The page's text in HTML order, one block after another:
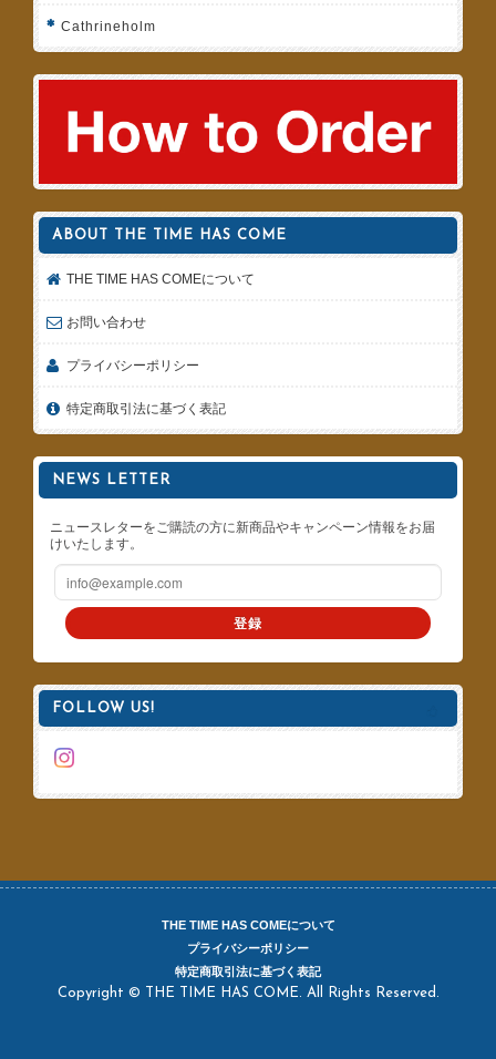
Cathrineholm
ABOUT THE TIME HAS COME
THE TIME HAS COMEについて
お問い合わせ
プライバシーポリシー
特定商取引法に基づく表記
NEWS LETTER
ニュースレターをご購読の方に新商品やキャンペーン情報をお届
けいたします。
登録
FOLLOW US!
THE TIME HAS COMEについて
プライバシーポリシー
特定商取引法に基づく表記
Copyright © THE TIME HAS COME. All Rights Reserved.